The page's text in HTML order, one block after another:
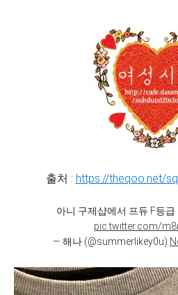
출처 : https://theqoo.net/
아니 구제샵에서 프듀 F등급
pic.twitter.com/
— 해나 (@summerlikey0u)